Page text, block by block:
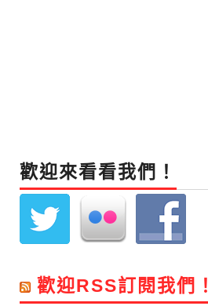
歡迎來看看我們！
歡迎RSS訂閱我們！